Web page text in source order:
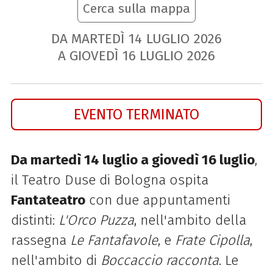
Cerca sulla mappa
DA MARTEDÌ 14 LUGLIO 2026
A GIOVEDÌ 16 LUGLIO 2026
EVENTO TERMINATO
Da martedì 14 luglio a giovedì 16 luglio,
il Teatro Duse di Bologna ospita
Fantateatrocon due appuntamenti
distinti: L'Orco Puzza, nell'ambito della
rassegna Le Fantafavole, e Frate Cipolla,
nell'ambito di Boccaccio racconta. Le